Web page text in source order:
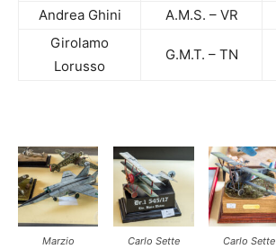
Andrea Ghini A.M.S. – VR
Girolamo
Lorusso
G.M.T. – TN
Marzio
Carlo Sette Carlo Sette